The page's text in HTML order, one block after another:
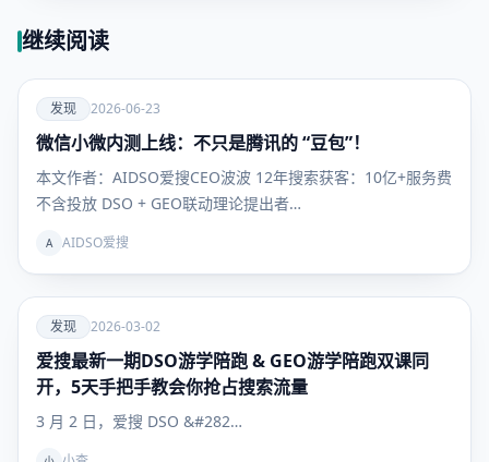
继续阅读
爱
发现
发现 2026-06-23
微信小微内测上线：不只是腾讯的 “豆包”！
本文作者：AIDSO爱搜CEO波波 12年搜索获客：10亿+服务费
不含投放 DSO + GEO联动理论提出者…
A AIDSO爱搜
爱
发现
发现 2026-03-02
爱搜最新一期DSO游学陪跑 & GEO游学陪跑双课同
开，5天手把手教会你抢占搜索流量
3 月 2 日，爱搜 DSO &#282…